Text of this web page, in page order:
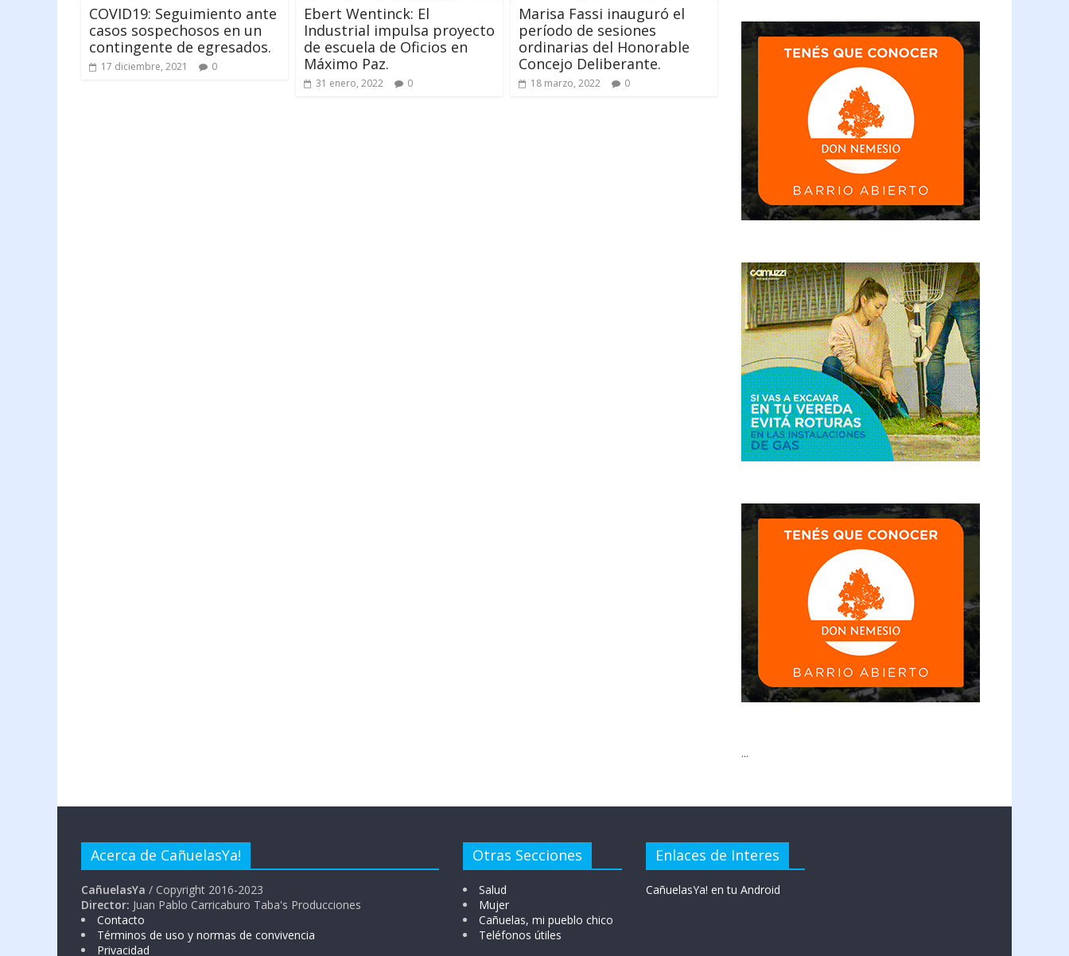
COVID19: Seguimiento ante
casos sospechosos en un
contingente de egresados.
17 diciembre, 2021 0
Ebert Wentinck: El
Industrial impulsa proyecto
de escuela de Oficios en
Máximo Paz.
31 enero, 2022 0
Marisa Fassi inauguró el
período de sesiones
ordinarias del Honorable
Concejo Deliberante.
18 marzo, 2022 0
...
Acerca de CañuelasYa!
CañuelasYa / Copyright 2016-2023
Director: Juan Pablo Carricaburo Taba's Producciones
Contacto
Términos de uso y normas de convivencia
Privacidad
Otras Secciones
Salud
Mujer
Cañuelas, mi pueblo chico
Teléfonos útiles
Enlaces de Interes
CañuelasYa! en tu Android